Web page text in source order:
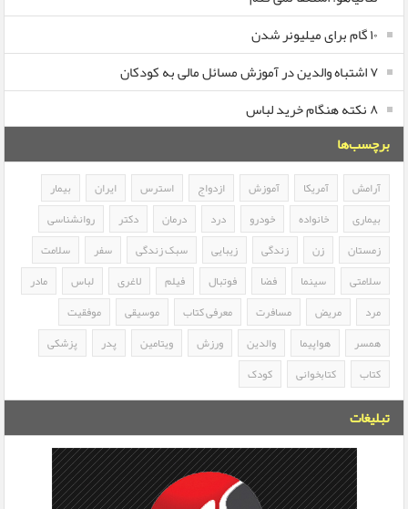
۱۰ گام برای میلیونر شدن
۷ اشتباه والدین در آموزش مسائل مالی به کودکان
۸ نکته هنگام خرید لباس
برچسب‌ها
آرامش آمریکا آموزش ازدواج استرس ایران
بیمار
بیماری
خانواده خودرو درد درمان دکتر
روانشناسی
زمستان
زن زندگی زیبایی سبک زندگی سفر
سلامت
سلامتی
سینما فضا فوتبال فیلم لاغری لباس
مادر
مرد
مریض مسافرت معرفی کتاب موسیقی
موفقیت
همسر
هواپیما والدین ورزش ویتامین پدر
پزشکی
کتاب
کتابخوانی کودک
تبلیغات